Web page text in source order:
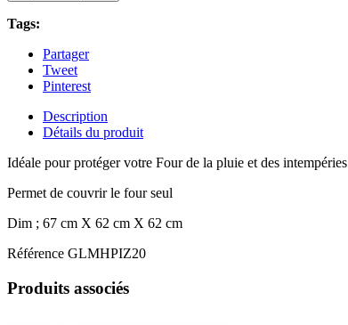
Tags:
Partager
Tweet
Pinterest
Description
Détails du produit
Idéale pour protéger votre Four de la pluie et des intempéries
Permet de couvrir le four seul
Dim ; 67 cm X 62 cm X 62 cm
Référence GLMHPIZ20
Produits associés